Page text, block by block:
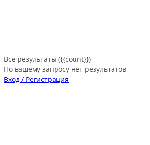
Все результаты ({{count}})
По вашему запросу нет результатов
Вход / Регистрация